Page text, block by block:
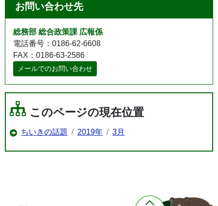
お問い合わせ先
総務部 総合政策課 広報係
電話番号：0186-62-6608
FAX：0186-63-2586
メールでのお問い合わせ
このページの現在位置
ちいきの話題 2019年 3月